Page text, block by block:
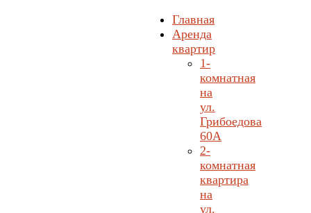
Главная
Аренда
квартир
1-
комнатная
на
ул.
Грибоедова
60А
2-
комнатная
квартира
на
ул.